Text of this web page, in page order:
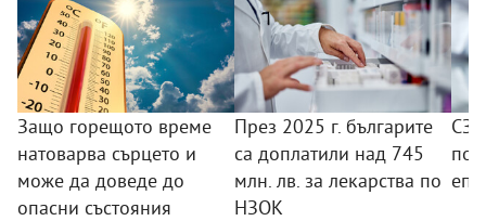
Защо горещото време
натоварва сърцето и
може да доведе до
опасни състояния
През 2025 г. българите
са доплатили над 745
млн. лв. за лекарства по
НЗОК